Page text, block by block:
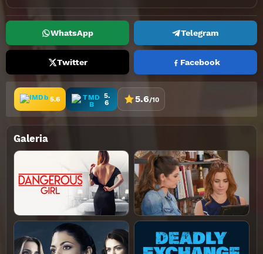
WhatsApp Telegram
Twitter Facebook
5.6
5.
6
5.6/10
Galeria